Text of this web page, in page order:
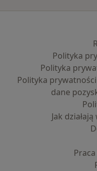
Polityka
Polityka
Polityka
dane
Jak
Praca